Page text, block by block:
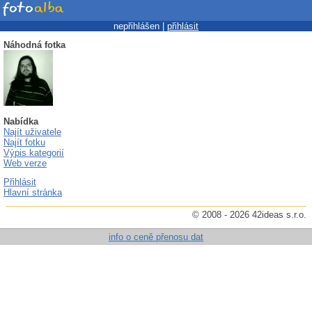
nepřihlášen | přihlásit
Náhodná fotka
Nabídka
Najít uživatele
Najít fotku
Výpis kategorií
Web verze
Přihlásit
Hlavní stránka
© 2008 - 2026 42ideas s.r.o.
info o ceně přenosu dat